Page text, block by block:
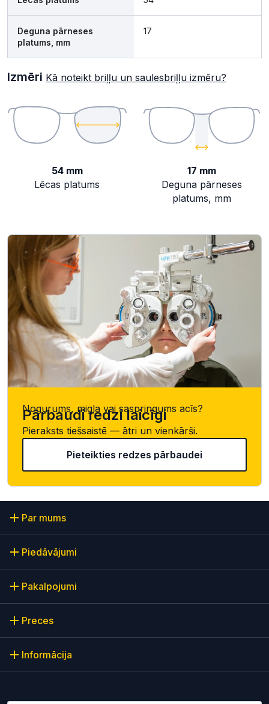
Deguna pārneses
platums, mm
17
Izmēri Kā noteikt briļļu un saulesbriļļu izmēru?
54 mm
Lēcas platums
17 mm
Deguna pārneses
platums, mm
Nogurums, migla vai saspringums acīs?
Pārbaudi redzi laicīgi
Pieraksts tiešsaistē — ātri un vienkārši.
Pieteikties redzes pārbaudei
Par mums
Piedāvājumi
Pakalpojumi
Preces
Informācija